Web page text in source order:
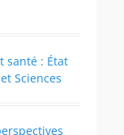
santé : État
Sciences